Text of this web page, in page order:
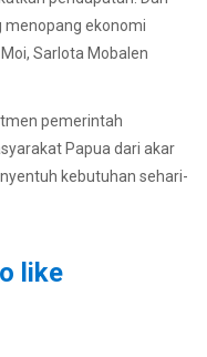
menopang ekonomi
Sarlota Mobalen
pemerintah
Papua dari akar
kebutuhan sehari-
like